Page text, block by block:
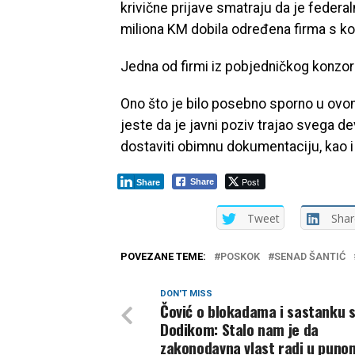
krivične prijave smatraju da je
miliona KM dobila određena firma s
Jedna od firmi iz pobjedničkog
Ono što je bilo posebno sporno u
jeste da je javni poziv trajao svega
dostaviti obimnu dokumentaciju, kao
Share Post
Share
Tweet
POVEZANE TEME: POSKOK SENAD ŠANTIĆ
DON'T MISS
Čović o blokadama i sastanku s
Dodikom: Stalo nam je da
zakonodavna vlast radi u